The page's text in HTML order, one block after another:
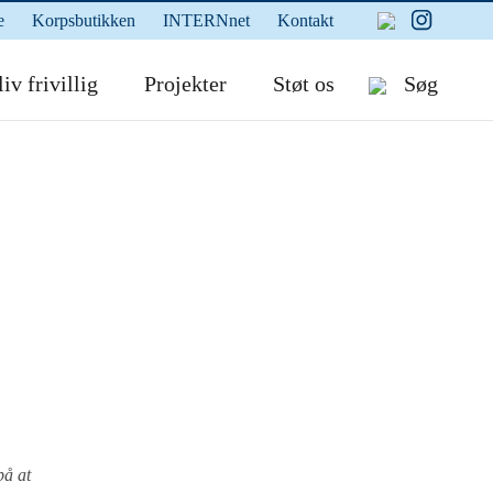
Korpsbutikken INTERNnet Kontakt
Søg
frivillig Projekter Støt os
at